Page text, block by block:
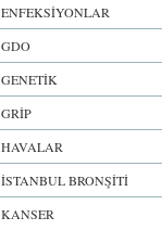
ENFEKSİYONLAR
GDO
GENETİK
GRİP
HAVALAR
İSTANBUL BRONŞİTİ
KANSER